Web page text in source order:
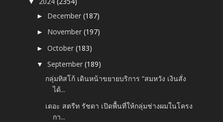
► December(187)
► November(197)
►October(183)
▼September(189)
กลุ่มทิสโก้ เดินหน้าขยายบริการ “สมหวัง เงินสั่ง
ได้...
เดอะ สตรีท รัชดา เปิดพื้นที่ให้กลุ่มช่างผมในโครง
กา...